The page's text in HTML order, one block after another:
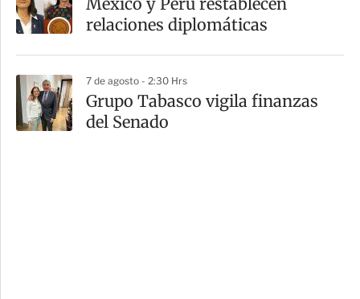
relaciones diplomáticas
7 de agosto - 2:30 Hrs
Grupo Tabasco vigila finanzas
del Senado